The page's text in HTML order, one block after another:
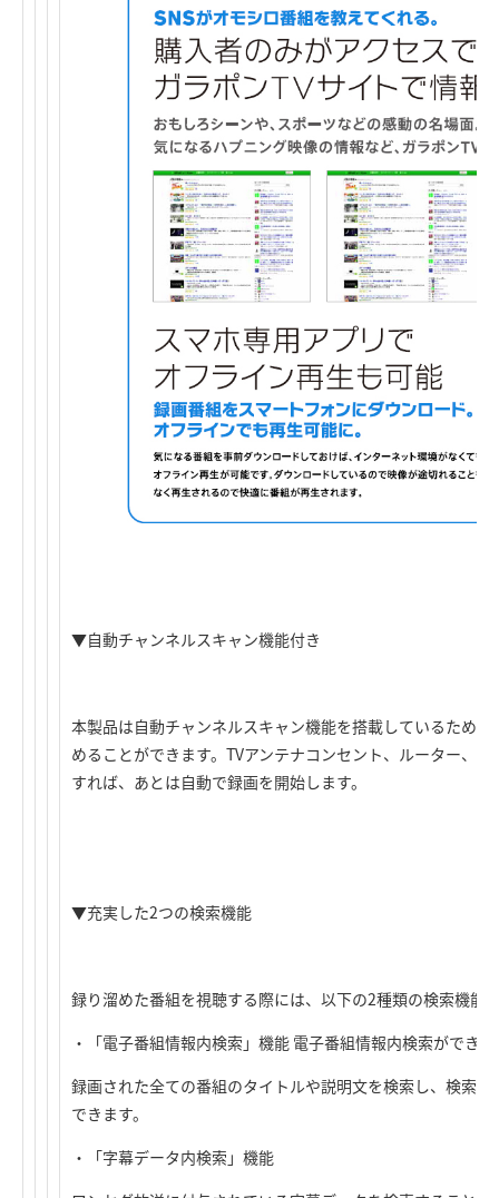
▼自動チャンネルスキャン機能付き
本製品は自動チャンネルスキャン機能を搭載しているため
めることができます。TVアンテナコンセント、ルーター、
すれば、あとは自動で録画を開始します。
▼充実した2つの検索機能
録り溜めた番組を視聴する際には、以下の2種類の検索機能
・「電子番組情報内検索」機能 電子番組情報内検索ができ
録画された全ての番組のタイトルや説明文を検索し、検索
できます。
・「字幕データ内検索」機能